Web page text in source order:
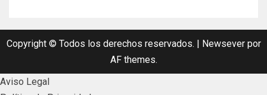
Copyright © Todos los derechos reservados. Newseverpor
AF themes.
Aviso Legal